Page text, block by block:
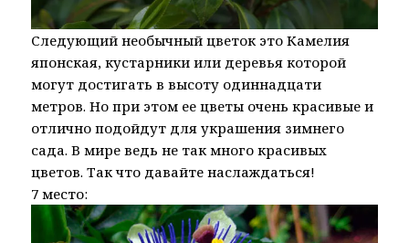
Следующий необычный цветок это Камелия
японская, кустарники или деревья которой
могут достигать в высоту одиннадцати
метров. Но при этом ее цветы очень красивые и
отлично подойдут для украшения зимнего
сада. В мире ведь не так много красивых
цветов. Так что давайте наслаждаться!
7 место: